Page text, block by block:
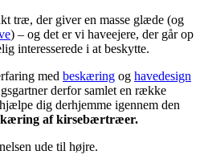
træ, der giver en masse glæde (og
) – og det er vi haveejere, der går op
interesserede i at beskytte.
med beskæring og havedesign
derfor samlet en række
dig derhjemme igennem den
af kirsebærtræer.
ude til højre.